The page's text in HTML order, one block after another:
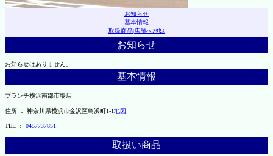
お知らせ
基本情報
取扱商品|店舗へｱｸｾｽ
お知らせ
お知らせはありません。
基本情報
ブランチ横浜南部市場店
住所 ： 神奈川県横浜市金沢区鳥浜町1-1地図
TEL ： 0457737851
取扱い商品